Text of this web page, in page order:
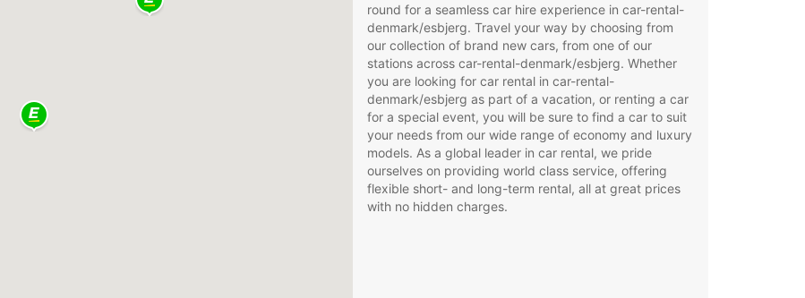
round for a seamless car hire experience in car-rental-
denmark/esbjerg. Travel your way by choosing from
our collection of brand new cars, from one of our
stations across car-rental-denmark/esbjerg. Whether
you are looking for car rental in car-rental-
denmark/esbjerg as part of a vacation, or renting a car
for a special event, you will be sure to find a car to suit
your needs from our wide range of economy and luxury
models. As a global leader in car rental, we pride
ourselves on providing world class service, offering
flexible short- and long-term rental, all at great prices
with no hidden charges.